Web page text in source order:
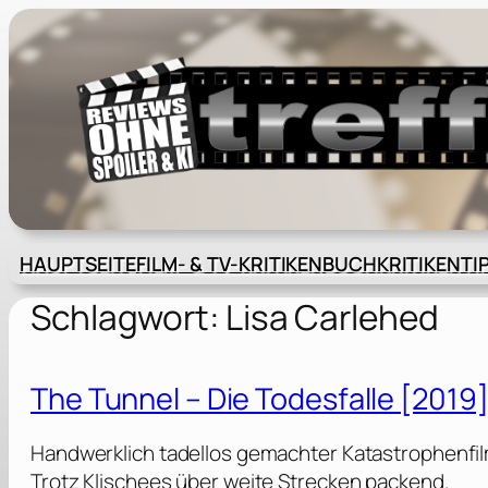
Zum
Inhalt
springen
HAUPTSEITEFILM- & TV-KRITIKENBUCHKRITIKEN
Schlagwort: Lisa Carlehed
The Tunnel – Die Todesfalle [2019]
Handwerklich tadellos gemachter
Trotz Klischees über weite Strecken packend.